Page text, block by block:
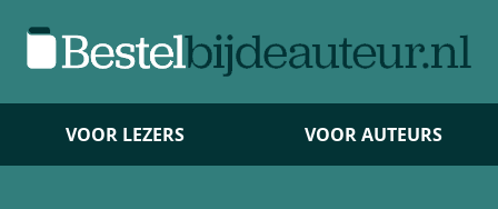
VOOR LEZERS VOOR AUTEURS